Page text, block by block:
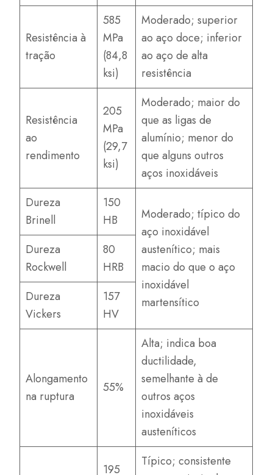
Resistência à
tração
585
MPa
(84,8
ksi)
Moderado; superior
ao aço doce; inferior
ao aço de alta
resistência
Resistência
ao
rendimento
205
MPa
(29,7
ksi)
Moderado; maior do
que as ligas de
alumínio; menor do
que alguns outros
aços inoxidáveis
Dureza
Brinell
150
HB
Moderado; típico do
aço inoxidável
austenítico; mais
macio do que o aço
inoxidável
martensítico
Dureza
Rockwell
80
HRB
Dureza
Vickers
157
HV
Alongamento
na ruptura
55%
Alta; indica boa
ductilidade,
semelhante à de
outros aços
inoxidáveis
austeníticos
195
Típico; consistente